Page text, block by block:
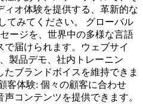
ィオ体験を提供する、革新的な
てみてください。 グローバル
ージを、世界中の多様な言語
届けられます。ウェブサイ
製品デモ、社内トレーニン
ブランドボイスを維持できま
客体験: 個々の顧客に合わせ
コンテンツを提供できます。